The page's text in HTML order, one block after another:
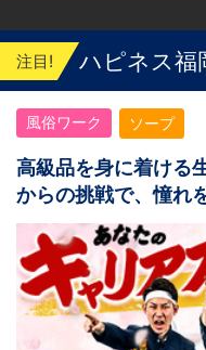
注目! ハピネス福
風俗ワーク ソープ
高級品を身に着ける
からの挑戦で、憧れ